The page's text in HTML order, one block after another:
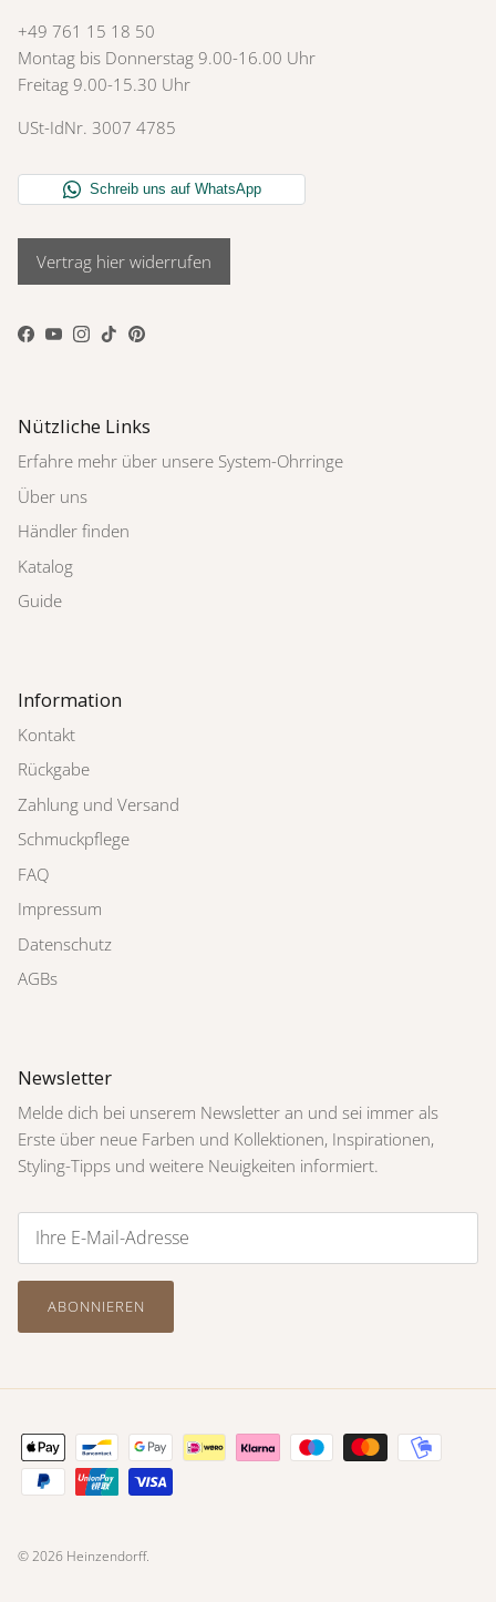
+49 761 15 18 50
Montag bis Donnerstag 9.00-16.00 Uhr
Freitag 9.00-15.30 Uhr
USt-IdNr. 3007 4785
Vertrag hier widerrufen
Facebook
YouTube
Instagram
TikTokPinterest
Nützliche Links
Erfahre mehr über unsere System-Ohrringe
Über uns
Händler finden
Katalog
Guide
Information
Kontakt
Rückgabe
Zahlung und Versand
Schmuckpflege
FAQ
Impressum
Datenschutz
AGBs
Newsletter
Melde dich bei unserem Newsletter an und sei immer als
Erste über neue Farben und Kollektionen, Inspirationen,
Styling-Tipps und weitere Neuigkeiten informiert.
ABONNIEREN
© 2026 Heinzendorff.